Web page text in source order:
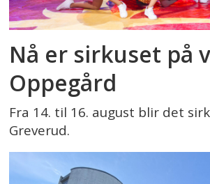
Nå er sirkuset på
Oppegård
Fra 14. til 16. august blir det
Greverud.